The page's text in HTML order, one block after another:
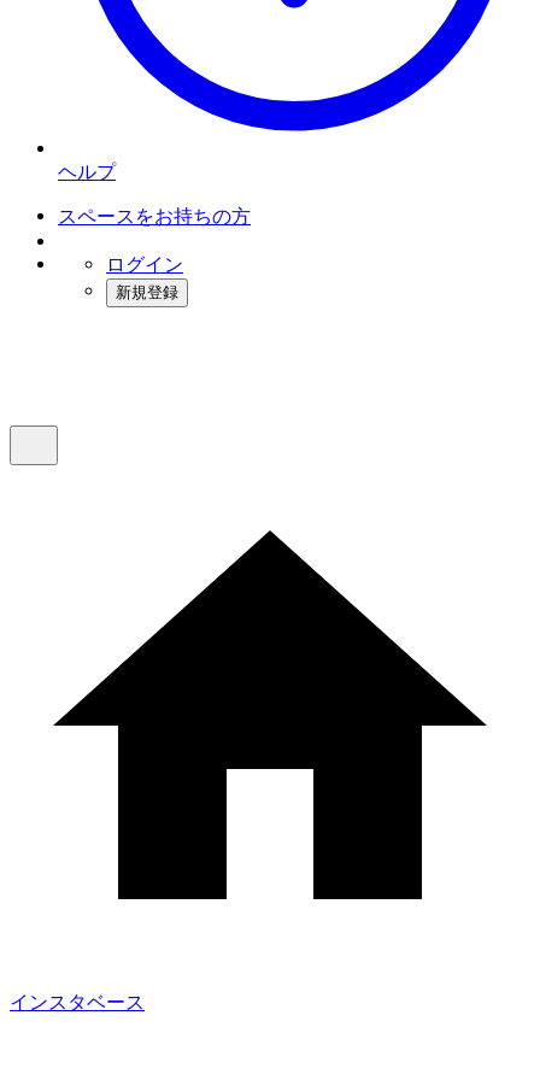
ヘルプ
スペースをお持ちの方
ログイン
新規登録
インスタベース